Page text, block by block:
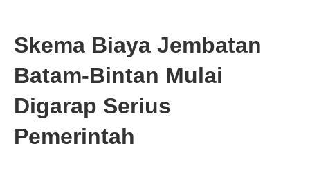
Skema Biaya Jembatan
Batam-Bintan Mulai
Digarap Serius
Pemerintah